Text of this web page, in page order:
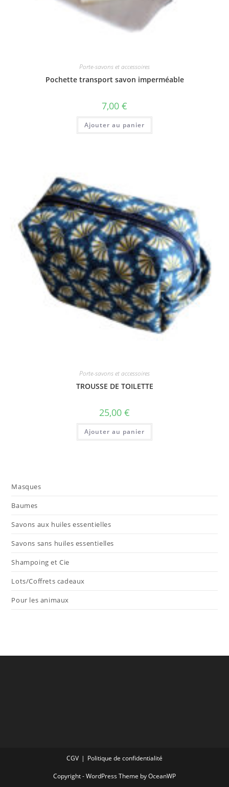
Porte-savons et accessoires
Pochette transport savon imperméable
7,00 €
Ajouter au panier
Porte-savons et accessoires
TROUSSE DE TOILETTE
25,00 €
Ajouter au panier
Masques
Baumes
Savons aux huiles essentielles
Savons sans huiles essentielles
Shampoing et Cie
Lots/Coffrets cadeaux
Pour les animaux
CGV Politique de confidentialité
Copyright - WordPress Theme by OceanWP